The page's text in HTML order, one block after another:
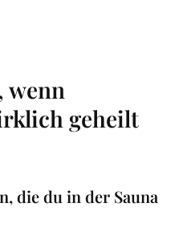
wenn
geheilt
die du in der Sauna